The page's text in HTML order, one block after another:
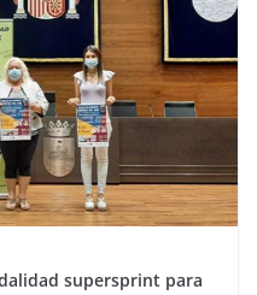
supersprint para